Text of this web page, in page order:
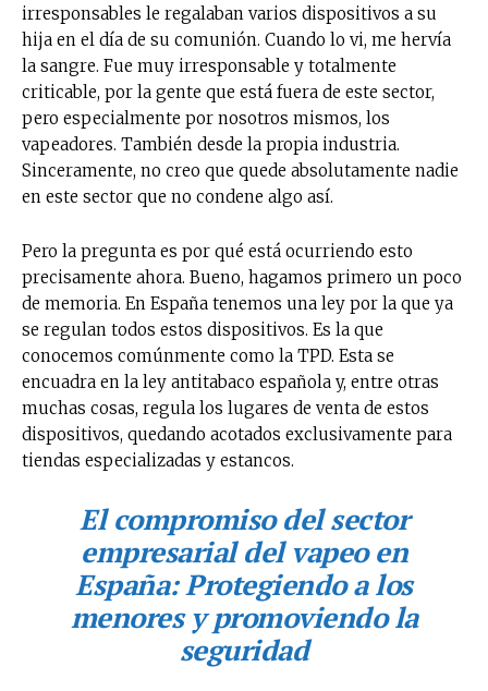
irresponsables le regalaban varios dispositivos a su
hija en el día de su comunión. Cuando lo vi, me hervía
la sangre. Fue muy irresponsable y totalmente
criticable, por la gente que está fuera de este sector,
pero especialmente por nosotros mismos, los
vapeadores. También desde la propia industria.
Sinceramente, no creo que quede absolutamente nadie
en este sector que no condene algo así.
Pero la pregunta es por qué está ocurriendo esto
precisamente ahora. Bueno, hagamos primero un poco
de memoria. En España tenemos una ley por la que ya
se regulan todos estos dispositivos. Es la que
conocemos comúnmente como la TPD. Esta se
encuadra en la ley antitabaco española y, entre otras
muchas cosas, regula los lugares de venta de estos
dispositivos, quedando acotados exclusivamente para
tiendas especializadas y estancos.
El compromiso del sector
empresarial del vapeo en
España: Protegiendo a los
menores y promoviendo la
seguridad